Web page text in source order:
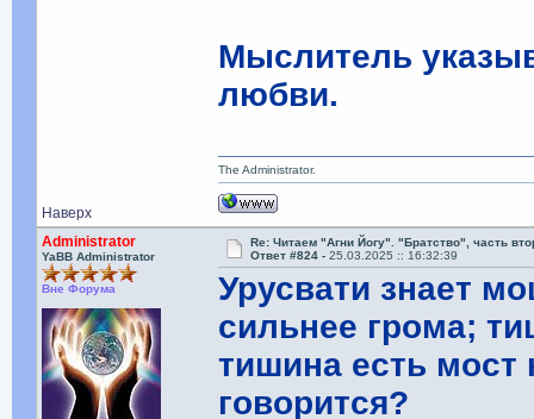
Мыслитель
любви.
Наверх
The Administrator.
Administrator
YaBB Administrator
Вне Форума
Re: Читаем "Агни Йогу". "Братство", часть
Ответ #824 -25.03.2025 :: 16:32:39
Урусвати знает
сильнее грома;
тишина есть
говорится?